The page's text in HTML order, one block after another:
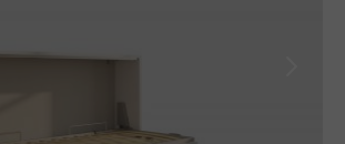
inserire divano contenitore